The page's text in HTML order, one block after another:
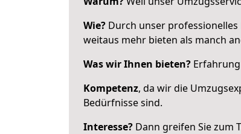
Wie? Durch unser
weitaus mehr bieten als manch
Was wir Ihnen bieten?
Kompetenz, da wir die
Bedürfnisse sind.
Interesse? Dann greifen Sie zum